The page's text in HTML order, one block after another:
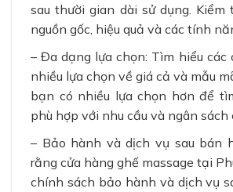
sau thười gian dài sử dụng. Kiểm
nguồn gốc, hiệu quả và các tính
– Đa dạng lựa chọn: Tìm hiểu các
nhiều lựa chọn về giá cả và mẫu
bạn có nhiều lựa chọn hơn để
phù hợp với nhu cầu và ngân sách
– Bảo hành và dịch vụ sau bán
rằng cửa hàng ghế massage tại
chính sách bảo hành và dịch vụ